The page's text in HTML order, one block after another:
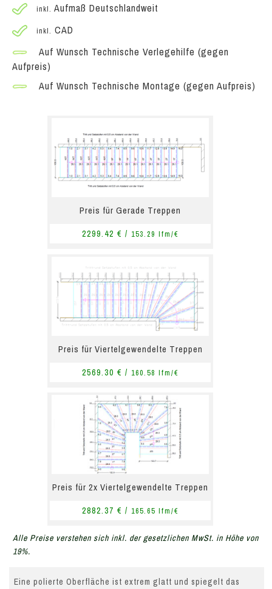
inkl. Aufmaß Deutschlandweit
inkl. CAD
Auf Wunsch Technische Verlegehilfe (gegen
Aufpreis)
Auf Wunsch Technische Montage (gegen Aufpreis)
Preis für Gerade Treppen
2299.42 € / 153.29 lfm/€
Preis für Viertelgewendelte Treppen
2569.30 € / 160.58 lfm/€
Preis für 2x Viertelgewendelte Treppen
2882.37 € / 165.65 lfm/€
Alle Preise verstehen sich inkl. der gesetzlichen MwSt. in Höhe von
19%.
Eine polierte Oberfläche ist extrem glatt und spiegelt das